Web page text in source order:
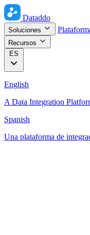
Dataddo
Soluciones
Recursos
ES
English
A Data Integration
Spanish
Una plataforma de